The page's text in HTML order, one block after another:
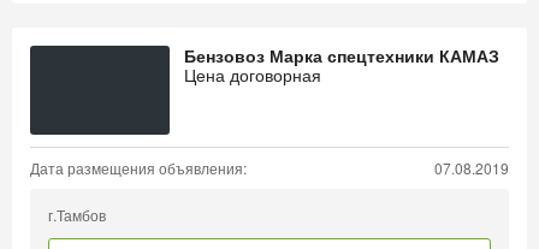
Бензовоз Марка спецтехники КАМАЗ
Цена договорная
Дата размещения объявления: 07.08.2019
г.Тамбов